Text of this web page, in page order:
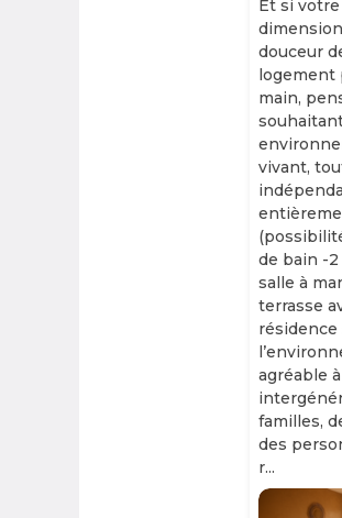
Et si
douceur
logement
main,
vivant,
de bain -
salle à
terrasse
résidence
agréable
familles,
des
r...
Slide 1 of